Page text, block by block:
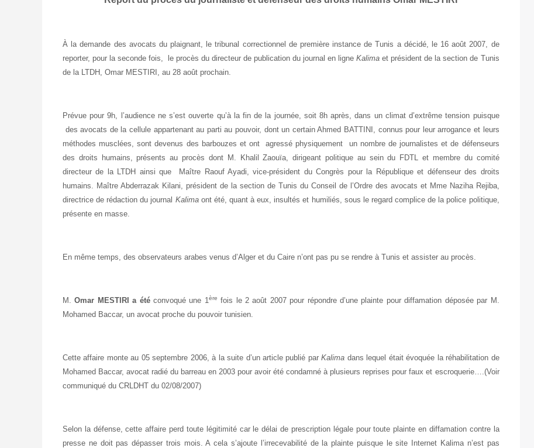
À la demande des avocats du plaignant, le tribunal correctionnel de première instance de Tunis a décidé, le 16 août 2007, de
reporter, pour la seconde fois, le procès du directeur de publication du journal en ligneKalima et président de la section de Tunis
de la LTDH, Omar MESTIRI, au 28 août prochain.
Prévue pour 9h, l’audience ne s’est ouverte qu’à la fin de la journée, soit 8h après, dans un climat d’extrême tension puisque
des avocats de la cellule appartenant au parti au pouvoir, dont un certain Ahmed BATTINI, connus pour leur arrogance et leurs
méthodes musclées, sont devenus des barbouzes et ont agressé physiquement un nombre de journalistes et de défenseurs
des droits humains, présents au procès dont M. Khalil Zaouïa, dirigeant politique au sein du FDTL et membre du comité
directeur de la LTDH ainsi que Maître Raouf Ayadi,vice-président du Congrès pour la République et défenseur des droits
humains. Maître Abderrazak Kilani, président de la section de Tunis du Conseil de l’Ordre des avocats et Mme Naziha Rejiba,
directrice de rédaction du journal Kalima ont été, quant à eux, insultés et humiliés, sous le regard complice de la police politique,
présente en masse.
En même temps, des observateurs arabes venus d’Alger et du Caire n’ont pas pu se rendre à Tunis et assister au procès.
M.Omar MESTIRI a étéconvoqué une 1 ère fois le 2 août 2007 pour répondre d’une plainte pour diffamation déposée par M.
Mohamed Baccar, un avocat proche du pouvoir tunisien.
Cette affaire monte au 05 septembre 2006, à la suite d’un article publié parKalima dans lequel était évoquée la réhabilitation de
Mohamed Baccar, avocat radié du barreau en 2003 pour avoir été condamné à plusieurs reprises pour faux et escroquerie….(Voir
communiqué du CRLDHT du 02/08/2007)
Selon la défense, cette affaire perd toute légitimité car le délai de prescription légale pour toute plainte en diffamation contre la
presse ne doit pas dépasser trois mois. A cela s’ajoute l’irrecevabilité de la plainte puisque le site Internet Kalima n’est pas